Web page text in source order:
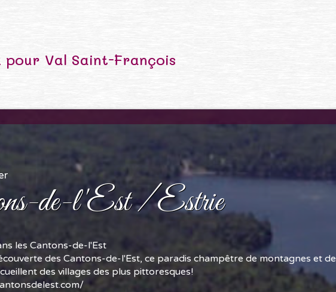
Val Saint-François
de-l'Est / Estrie
les Cantons-de-l'Est
des Cantons-de-l'Est, ce paradis champêtre de montagnes et de
des villages des plus pittoresques!